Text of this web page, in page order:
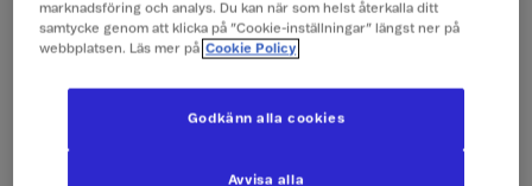
boxen, routern och eventuellt
tjänstefördelaren. Det gör du genom att göra
Löste detta ditt problem?
Ja!
marknadsföring och analys. Du kan när som helst återkalla ditt
samtycke genom att klicka på ”Cookie-inställningar” längst ner på
webbplatsen. Läs mer på Cookie Policy
Avvisa alla
Godkänn alla cookies